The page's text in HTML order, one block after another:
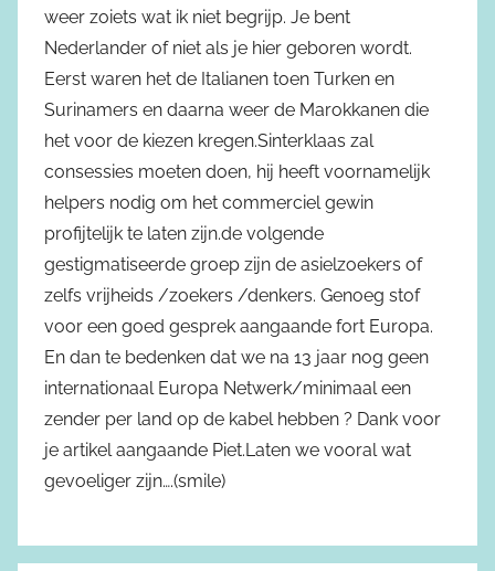
weer zoiets wat ik niet begrijp. Je bent
Nederlander of niet als je hier geboren wordt.
Eerst waren het de Italianen toen Turken en
Surinamers en daarna weer de Marokkanen die
het voor de kiezen kregen.Sinterklaas zal
consessies moeten doen, hij heeft voornamelijk
helpers nodig om het commerciel gewin
profijtelijk te laten zijn.de volgende
gestigmatiseerde groep zijn de asielzoekers of
zelfs vrijheids /zoekers /denkers. Genoeg stof
voor een goed gesprek aangaande fort Europa.
En dan te bedenken dat we na 13 jaar nog geen
internationaal Europa Netwerk/minimaal een
zender per land op de kabel hebben ? Dank voor
je artikel aangaande Piet.Laten we vooral wat
gevoeliger zijn….(smile)